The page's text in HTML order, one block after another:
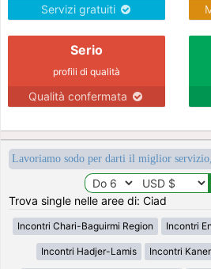
Servizi gratuiti
Serio
profili di qualità
Qualità confermata
Lavoriamo sodo per darti il miglior
Trova single nelle aree di: Ciad
Incontri Chari-Baguirmi Region Incontri
Incontri Hadjer-Lamis Incontri